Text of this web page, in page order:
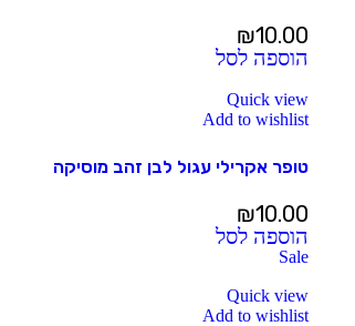
₪10.00
הוספה לסל
Quick view
Add to wishlist
טופר אקרילי עגול לבן זהב מוסיקה
₪10.00
הוספה לסל
Sale
Quick view
Add to wishlist